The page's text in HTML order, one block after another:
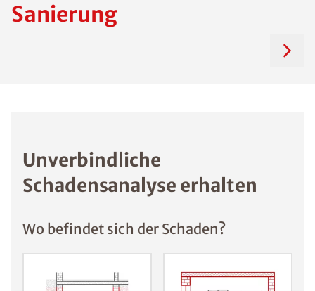
Sanierung
Unverbindliche
Schadensanalyse erhalten
Wo befindet sich der Schaden?